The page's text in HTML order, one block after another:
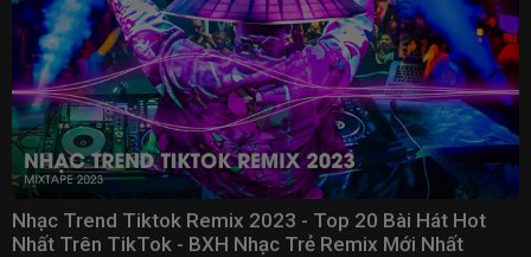
Nhạc Trend Tiktok Remix 2023 - Top 20 Bài Hát Hot
Nhất Trên TikTok - BXH Nhạc Trẻ Remix Mới Nhất